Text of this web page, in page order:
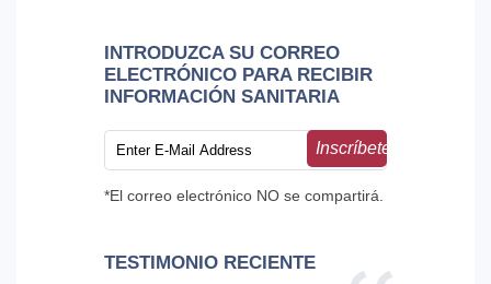
INTRODUZCA SU CORREO
ELECTRÓNICO PARA RECIBIR
INFORMACIÓN SANITARIA
Inscríbete
*El correo electrónico NO se compartirá.
TESTIMONIO RECIENTE